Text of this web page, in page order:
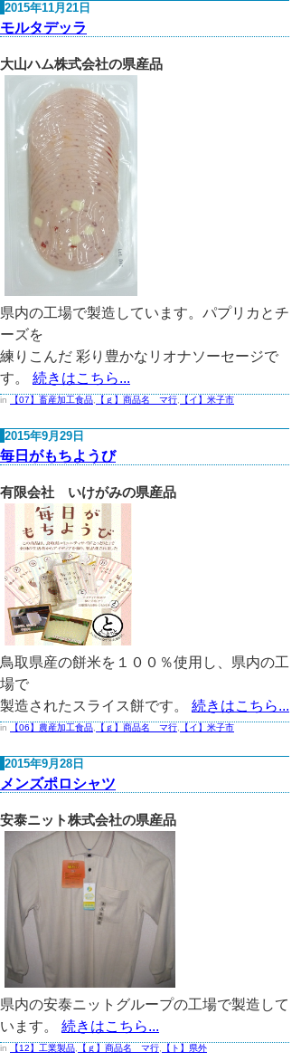
2015年11月21日
モルタデッラ
大山ハム株式会社の県産品
県内の工場で製造しています。パプリカとチ
ーズを
練りこんだ 彩り豊かなリオナソーセージで
す。 続きはこちら...
in 【07】畜産加工食品, 【ｇ】商品名 マ行, 【イ】米子市
2015年9月29日
毎日がもちようび
有限会社 いけがみの県産品
鳥取県産の餅米を１００％使用し、県内の工
場で
製造されたスライス餅です。 続きはこちら...
in 【06】農産加工食品, 【ｇ】商品名 マ行, 【イ】米子市
2015年9月28日
メンズポロシャツ
安泰ニット株式会社の県産品
県内の安泰ニットグループの工場で製造して
います。 続きはこちら...
in 【12】工業製品 【ｇ】商品名 マ行 【ト】県外